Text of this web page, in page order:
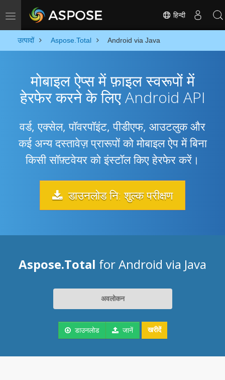
Toggle navigation हिन्दी
उत्पादों Aspose.Total Android via Java
मोबाइल ऐप्स में फ़ाइल स्वरूपों में
हेरफेर करने के लिए Android API
वर्ड, एक्सेल, पॉवरपॉइंट, पीडीएफ, आउटलुक और
कई अन्य दस्तावेज़ प्रारूपों को मोबाइल ऐप में बिना
किसी सॉफ़्टवेयर को इंस्टॉल किए हेरफेर करें।
डाउनलोड नि: शुल्क परीक्षण
Aspose.Total for Android via Java
अवलोकन
डाउनलोड जानें खरीदें